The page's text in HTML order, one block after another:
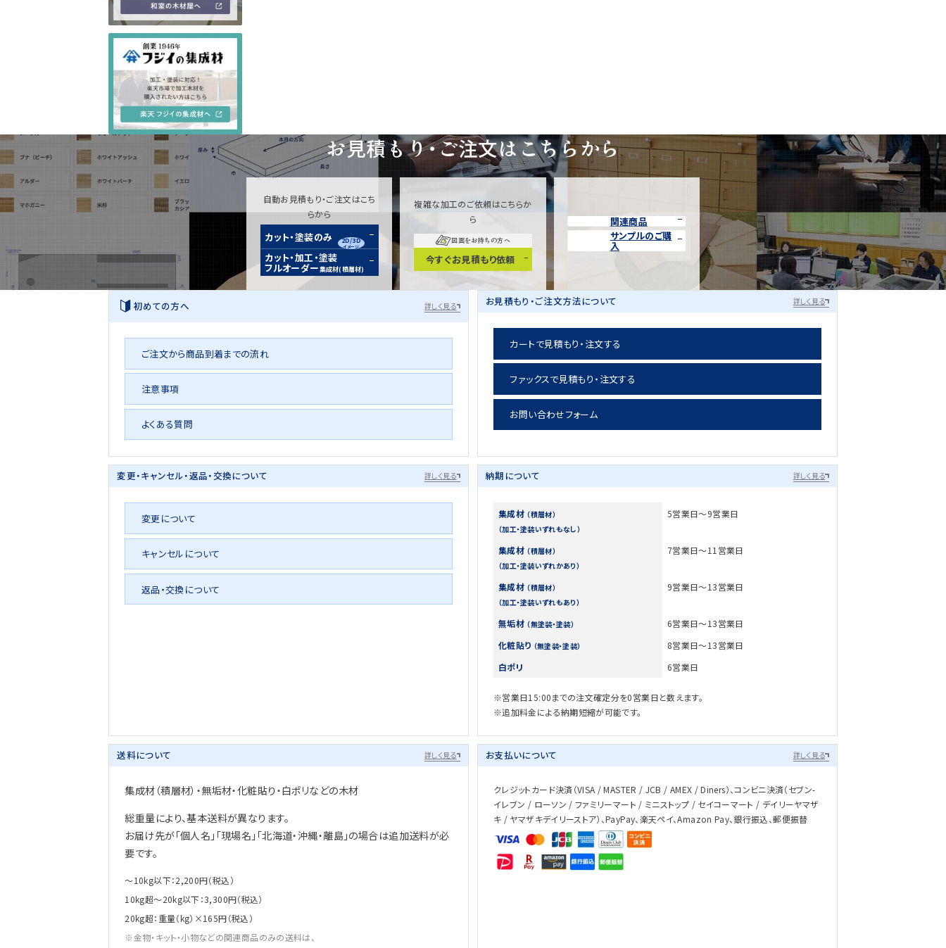
お見積もり・ご注文はこちらから
自動お見積もり・ご注文はこち
らから
カット・塗装のみ
カット・加工・塗装
フルオーダー集成材(積層材)
2D/3D
イメージ
複雑な加工のご依頼はこちらか
ら
図面をお持ちの方へ
今すぐお見積もり依頼
関連商品
サンプルのご購
入
初めての方へ 詳しく見る
ご注文から商品到着までの流れ
注意事項
よくある質問
お見積もり・ご注文方法について 詳しく見る
カートで見積もり・注文する
ファックスで見積もり・注文する
お問い合わせフォーム
変更・キャンセル・返品・交換について 詳しく見る
変更について
キャンセルについて
返品・交換について
納期について 詳しく見る
集成材 （積層材）
（加工・塗装いずれもなし）
5営業日～9営業日
集成材 （積層材）
（加工・塗装いずれかあり）
7営業日～11営業日
集成材 （積層材）
（加工・塗装いずれもあり）
9営業日～13営業日
無垢材 （無塗装・塗装）
6営業日～13営業日
化粧貼り （無塗装・塗装）
8営業日～13営業日
白ポリ
6営業日
※営業日15:00までの注文確定分を0営業日と数えます。
※追加料金による納期短縮が可能です。
送料について 詳しく見る
集成材（積層材）・無垢材・化粧貼り・白ポリなどの木材
総重量により、基本送料が異なります。
お届け先が「個人名」「現場名」「北海道・沖縄・離島」の場合は追加送料が必
要です。
～10kg以下：2,200円（税込）
10kg超～20kg以下：3,300円（税込）
20kg超：重量（kg）×165円（税込）
金物・キット・小物などの関連商品のみの送料は、
お支払いについて 詳しく見る
クレジットカード決済（VISA / MASTER / JCB / AMEX / Diners）、コンビニ決済（セブン-
イレブン / ローソン / ファミリーマート / ミニストップ / セイコーマート / デイリーヤマザ
キ / ヤマザキデイリーストア）、PayPay、楽天ペイ、Amazon Pay、銀行振込、郵便振替